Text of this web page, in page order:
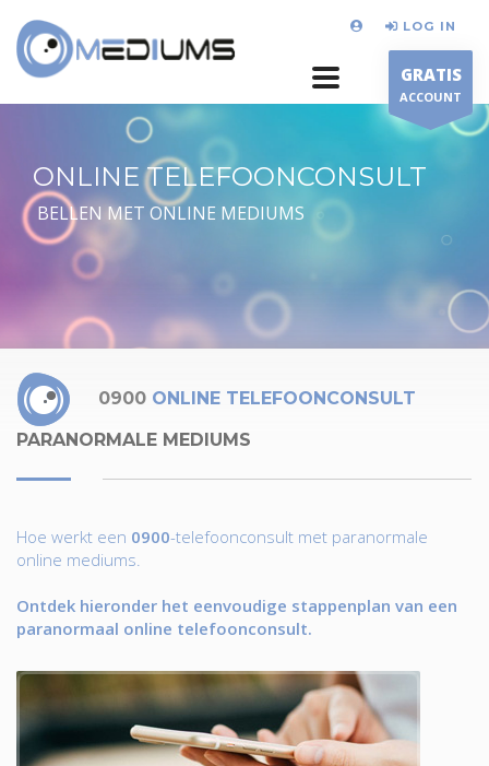
LOG IN
GRATIS
ACCOUNT
ONLINE TELEFOONCONSULT
BELLEN MET ONLINE MEDIUMS
0900 ONLINE TELEFOONCONSULT
PARANORMALE MEDIUMS
Hoe werkt een 0900-telefoonconsult met paranormale
online mediums.
Ontdek hieronder het eenvoudige stappenplan van een
paranormaal online telefoonconsult.